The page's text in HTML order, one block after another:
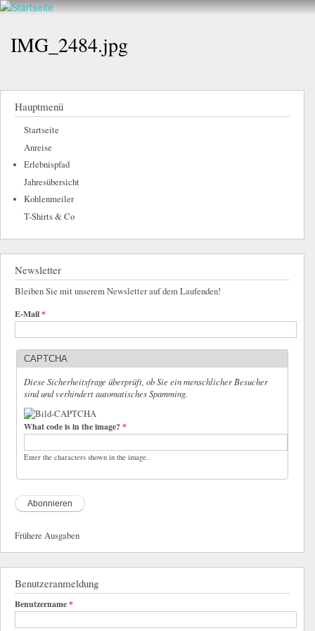
Direkt
Walderlebnis
e.V.
hier
IMG_2484.jpg
Hauptmenü
Startseite
Anreise
Erlebnispfad
Jahresübersicht
Kohlenmeiler
T-Shirts & Co
Newsletter
Bleiben Sie mit unserem Newsletter auf dem Laufenden!
E-Mail*
CAPTCHA
Diese Sicherheitsfrage überprüft, ob Sie ein menschlicher Besucher
sind und verhindert automatisches Spamming.
What code is in the image?*
Enter the characters shown in the image.
Frühere Ausgaben
Benutzeranmeldung
Benutzername*